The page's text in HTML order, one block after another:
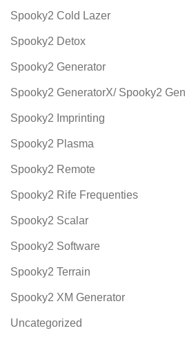
Spooky2 Cold Lazer
Spooky2 Detox
Spooky2 Generator
Spooky2 GeneratorX/ Spooky2
Spooky2 Imprinting
Spooky2 Plasma
Spooky2 Remote
Spooky2 Rife Frequenties
Spooky2 Scalar
Spooky2 Software
Spooky2 Terrain
Spooky2 XM Generator
Uncategorized